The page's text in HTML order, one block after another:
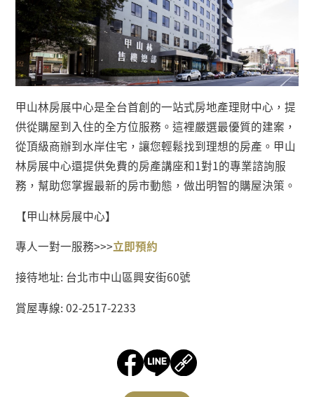
甲山林房展中心是全台首創的一站式房地產理財中心，提
供從購屋到入住的全方位服務。這裡嚴選最優質的建案，
從頂級商辦到水岸住宅，讓您輕鬆找到理想的房產。甲山
林房展中心還提供免費的房產講座和1對1的專業諮詢服
務，幫助您掌握最新的房市動態，做出明智的購屋決策。
【甲山林房展中心】
專人一對一服務>>>立即預約
接待地址: 台北市中山區興安街60號
賞屋專線: 02-2517-2233